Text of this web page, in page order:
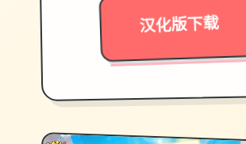
汉化版下载